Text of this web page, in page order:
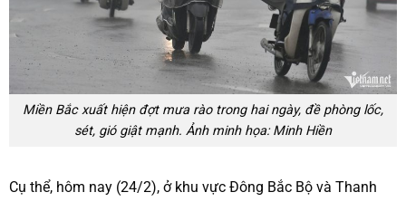
Miền Bắc xuất hiện đợt mưa rào trong hai ngày, đề phòng lốc,
sét, gió giật mạnh. Ảnh minh họa: Minh Hiền
Cụ thể, hôm nay (24/2), ở khu vực Đông Bắc Bộ và Thanh